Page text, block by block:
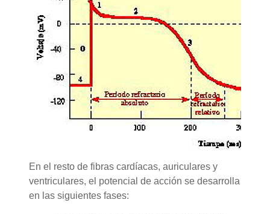
En el resto de fibras cardíacas, auriculares y
ventriculares, el potencial de acción se desarrolla
en las siguientes fases: